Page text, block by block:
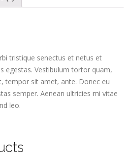
tristique senectus et netus et
egestas. Vestibulum tortor quam,
tempor sit amet, ante. Donec eu
semper. Aenean ultricies mi vitae
leo.